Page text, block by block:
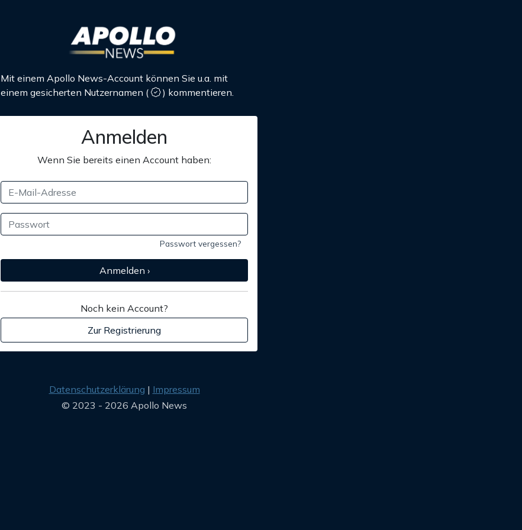
Mit einem Apollo News-Account können Sie u.a. mit
einem gesicherten Nutzernamen ( ) kommentieren.
Anmelden
Wenn Sie bereits einen Account haben:
Passwort vergessen?
Anmelden ›
Noch kein Account?
Zur Registrierung
Datenschutzerklärung
Impressum
© 2023 - 2026 Apollo News